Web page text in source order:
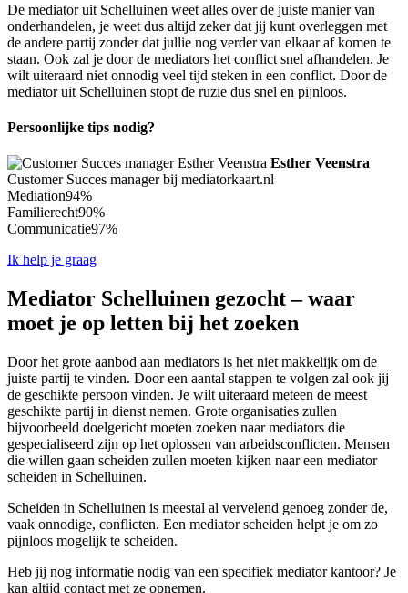
De mediator uit Schelluinen weet alles over de juiste manier van
onderhandelen, je weet dus altijd zeker dat jij kunt overleggen met
de andere partij zonder dat jullie nog verder van elkaar af komen te
staan. Ook zal je door de mediators het conflict snel afhandelen. Je
wilt uiteraard niet onnodig veel tijd steken in een conflict. Door de
mediator uit Schelluinen stopt de ruzie dus snel en pijnloos.
Persoonlijke tips nodig?
Esther Veenstra
Customer Succes manager bij mediatorkaart.nl
Mediation94%
Familierecht90%
Communicatie97%
Ik help je graag
Mediator Schelluinen gezocht – waar
moet je op letten bij het zoeken
Door het grote aanbod aan mediators is het niet makkelijk om de
juiste partij te vinden. Door een aantal stappen te volgen zal ook jij
de geschikte persoon vinden. Je wilt uiteraard meteen de meest
geschikte partij in dienst nemen. Grote organisaties zullen
bijvoorbeeld doelgericht moeten zoeken naar mediators die
gespecialiseerd zijn op het oplossen van arbeidsconflicten. Mensen
die willen gaan scheiden zullen moeten kijken naar een mediator
scheiden in Schelluinen.
Scheiden in Schelluinen is meestal al vervelend genoeg zonder de,
vaak onnodige, conflicten. Een mediator scheiden helpt je om zo
pijnloos mogelijk te scheiden.
Heb jij nog informatie nodig van een specifiek mediator kantoor? Je
kan altijd contact met ze opnemen.